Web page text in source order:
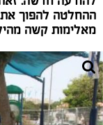
ההחלטה להפוך את
מאלימות קשה